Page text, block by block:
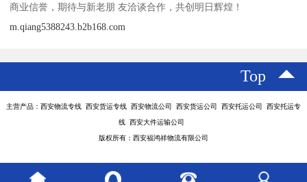
商业信誉，期待与新老朋 友洽谈合作，共创明日辉煌！
m.qiang5388243.b2b168.com
Top
主营产品：西安物流专线 西安货运专线 西安物流公司 西安货运公司 西安托运公司 西安托运专
线 西安大件运输公司
版权所有：西安福鸿祥物流有限公司